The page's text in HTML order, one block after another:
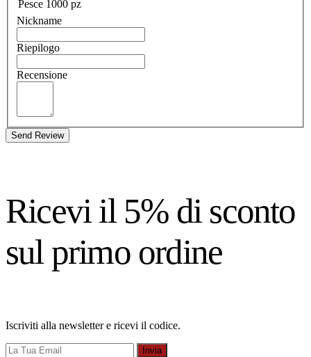
Pesce 1000 pz
Nickname
Riepilogo
Recensione
Send Review
Ricevi il 5% di sconto
sul primo ordine
Iscriviti alla newsletter e ricevi il codice.
Invia